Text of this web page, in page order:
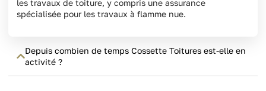
les travaux de toiture, y compris une assurance
spécialisée pour les travaux à flamme nue.
Depuis combien de temps Cossette Toitures est-elle en
activité ?